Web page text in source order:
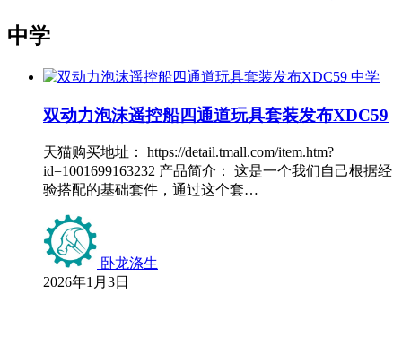
中学
中学
双动力泡沫遥控船四通道玩具套装发布XDC59
天猫购买地址： https://detail.tmall.com/item.htm?
id=1001699163232 产品简介： 这是一个我们自己根据经
验搭配的基础套件，通过这个套…
卧龙涤生
2026年1月3日